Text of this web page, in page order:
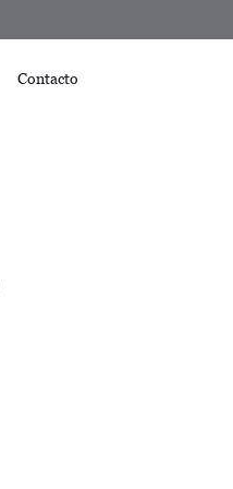
Contacto